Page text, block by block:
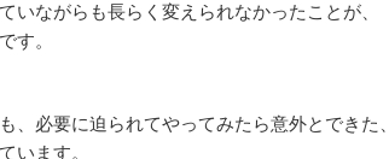
いながらも長らく変えられなかったことが、
す。
必要に迫られてやってみたら意外とできた、
います。